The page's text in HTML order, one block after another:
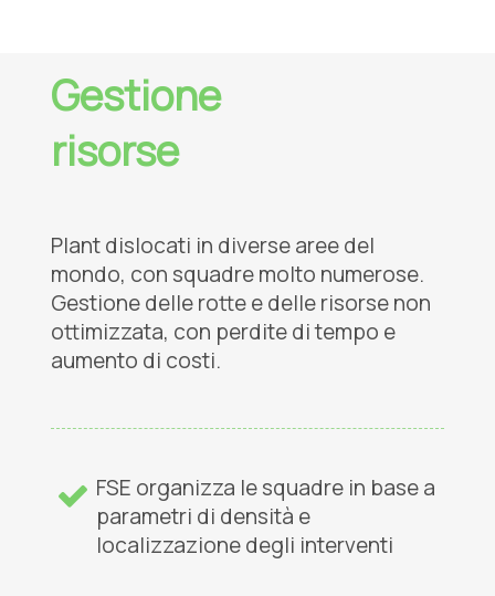
Gestione
risorse
Plant dislocati in diverse aree del
mondo, con squadre molto numerose.
Gestione delle rotte e delle risorse non
ottimizzata, con perdite di tempo e
aumento di costi.
FSE organizza le squadre in base a
parametri di densità e
localizzazione degli interventi